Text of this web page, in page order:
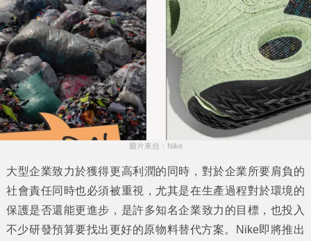
圖片來自：Nike
大型企業致力於獲得更高利潤的同時，對於企業所要肩負的
社會責任同時也必須被重視，尤其是在生產過程對於環境的
保護是否還能更進步，是許多知名企業致力的目標，也投入
不少研發預算要找出更好的原物料替代方案。Nike即將推出